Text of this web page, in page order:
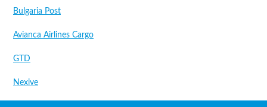
Bulgaria Post
Avianca Airlines Cargo
GTD
Nexive